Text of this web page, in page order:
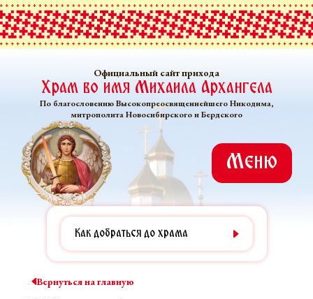
Официальный сайт прихода
Храм во имя Михаила Архангела
По благословению Высокопреосвященнейшего Никодима,
митрополита Новосибирского и Бердского
Меню
Как добраться до храма
Вернуться на главную